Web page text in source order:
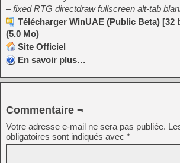
– fixed RTG directdraw fullscreen alt-tab
Télécharger WinUAE (Public Beta) [32
(5.0 Mo)
Site Officiel
En savoir plus…
Commentaire ¬
Votre adresse e-mail ne sera pas publiée.
obligatoires sont indiqués avec *